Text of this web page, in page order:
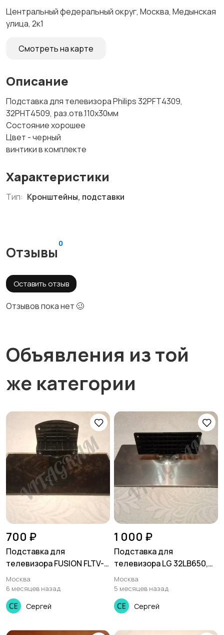
Центральный федеральный округ, Москва, Медынская
улица, 2к1
Смотреть на карте
Описание
Подставка для телевизора Philips 32PFT4309,
32PHT4509, раз.отв.110х30мм
Состояние хорошее
Цвет - черный
винтики в комплекте
Характеристики
Тип: Кронштейны, подставки
Отзывы
0
Оставить отзыв
Отзывов пока нет 🥴
Объявления из той
же категории
700 ₽
Подставка для
телевизора FUSION FLTV-
28C10
Москва
6 месяцев назад
Сергей
1 000 ₽
Подставка для
телевизора LG 32LB650,
32LF650V, MAZ640892
Москва
5 месяцев назад
Сергей